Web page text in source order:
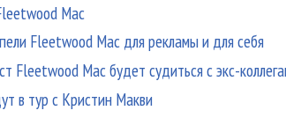
Mac
Fleetwood Mac для рекламы и для себя
Fleetwood Mac будет судиться с экс-
в тур с Кристин Макви